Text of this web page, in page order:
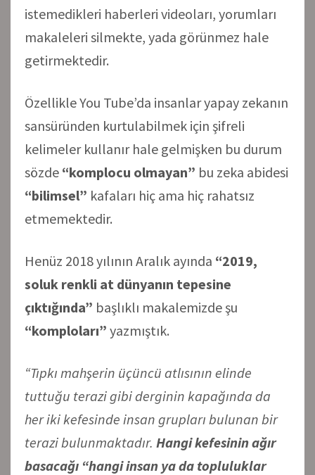
istemedikleri haberleri videoları, yorumları
makaleleri silmekte, yada görünmez hale
getirmektedir.
Özellikle You Tube’da insanlar yapay zekanın
sansüründen kurtulabilmek için şifreli
kelimeler kullanır hale gelmişken bu durum
sözde “komplocu olmayan” bu zeka abidesi
“bilimsel” kafaları hiç ama hiç rahatsız
etmemektedir.
Henüz 2018 yılının Aralık ayında “2019,
soluk renkli at dünyanın tepesine
çıktığında” başlıklı makalemizde şu
“komploları” yazmıştık.
“Tıpkı mahşerin üçüncü atlısının elinde
tuttuğu terazi gibi derginin kapağında da
her iki kefesinde insan grupları bulunan bir
terazi bulunmaktadır. Hangi kefesinin ağır
basacağı “hangi insan ya da topluluklar